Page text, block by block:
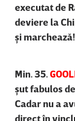
executat de
deviere la
şi marchează!
Min. 35.
şut fabulos
Cadar nu a
direct în